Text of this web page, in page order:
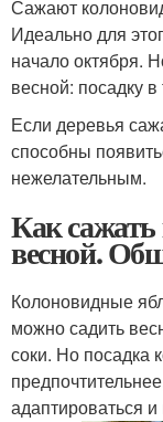
Сажают
Идеально для
начало октября.
весной: посадку
Если деревья
способны
нежелательным.
Как
весной.
Колоновидные
можно садить
соки. Но посадка
адаптироваться